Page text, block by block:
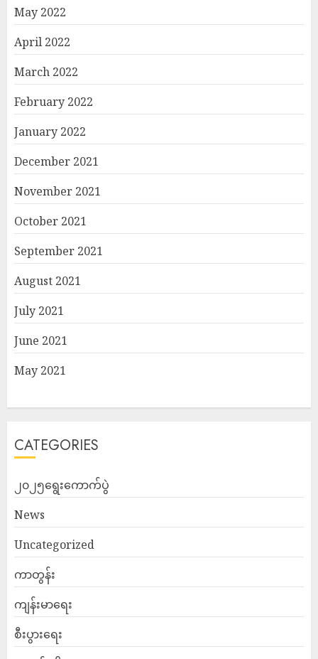
May 2022
April 2022
March 2022
February 2022
January 2022
December 2021
November 2021
October 2021
September 2021
August 2021
July 2021
June 2021
May 2021
CATEGORIES
၂၀၂၅ရွေးကောက်ပွဲ
News
Uncategorized
ကာတွန်း
ကျန်းမာရေး
စီးပွားရေး